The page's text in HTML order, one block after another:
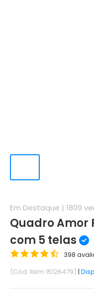
Em Destaque | 1809
Quadro Amor
com 5 telas
398
(Cód. Item 15126479) |